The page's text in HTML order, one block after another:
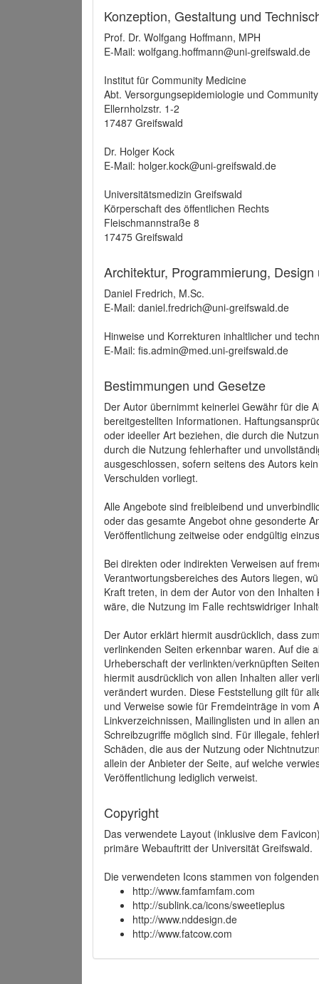
Konzeption, Gestaltung und
Prof. Dr. Wolfgang Hoffmann, MPH
E-Mail: wolfgang.hoffmann@uni-greifswald.de
Institut für Community Medicine
Abt. Versorgungsepidemiologie und
Ellernholzstr. 1-2
17487 Greifswald
Dr. Holger Kock
E-Mail: holger.kock@uni-greifswald.de
Universitätsmedizin Greifswald
Körperschaft des öffentlichen Rechts
Fleischmannstraße 8
17475 Greifswald
Architektur, Programmierung,
Daniel Fredrich, M.Sc.
E-Mail: daniel.fredrich@uni-greifswald.de
Hinweise und Korrekturen inhaltlicher und
E-Mail: fis.admin@med.uni-greifswald.de
Bestimmungen und Gesetze
Der Autor übernimmt keinerlei Gewähr für die
bereitgestellten Informationen.
oder ideeller Art beziehen, die durch die
durch die Nutzung fehlerhafter und
ausgeschlossen, sofern seitens des Autors
Verschulden vorliegt.
Alle Angebote sind freibleibend und
oder das gesamte Angebot ohne gesonderte
Veröffentlichung zeitweise oder endgültig
Bei direkten oder indirekten Verweisen auf
Verantwortungsbereiches des Autors liegen,
Kraft treten, in dem der Autor von den
wäre, die Nutzung im Falle rechtswidriger
Der Autor erklärt hiermit ausdrücklich, dass
verlinkenden Seiten erkennbar waren. Auf die
Urheberschaft der verlinkten/verknüpften
hiermit ausdrücklich von allen Inhalten aller
verändert wurden. Diese Feststellung gilt für
und Verweise sowie für Fremdeinträge in vom
Linkverzeichnissen, Mailinglisten und in allen
Schreibzugriffe möglich sind. Für illegale,
Schäden, die aus der Nutzung oder
allein der Anbieter der Seite, auf welche
Veröffentlichung lediglich verweist.
Copyright
Das verwendete Layout (inklusive dem
primäre Webauftritt der Universität Greifswald.
Die verwendeten Icons stammen von
http://www.famfamfam.com
http://sublink.ca/icons/sweetieplus
http://www.nddesign.de
http://www.fatcow.com